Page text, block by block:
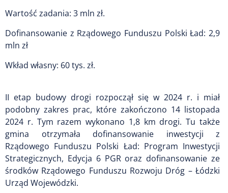
Wartość zadania: 3 mln zł.
Dofinansowanie z Rządowego Funduszu Polski Ład: 2,9
mln zł
Wkład własny: 60 tys. zł.
II etap budowy drogi rozpoczął się w 2024 r. i miał
podobny zakres prac, które zakończono 14 listopada
2024 r. Tym razem wykonano 1,8 km drogi. Tu także
gmina otrzymała dofinansowanie inwestycji z
Rządowego Funduszu Polski Ład: Program Inwestycji
Strategicznych, Edycja 6 PGR oraz dofinansowanie ze
środków Rządowego Funduszu Rozwoju Dróg – Łódzki
Urząd Wojewódzki.